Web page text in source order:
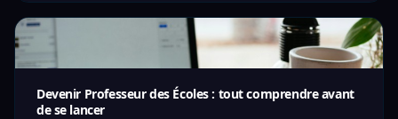
Devenir Professeur des Écoles : tout comprendre avant
de se lancer